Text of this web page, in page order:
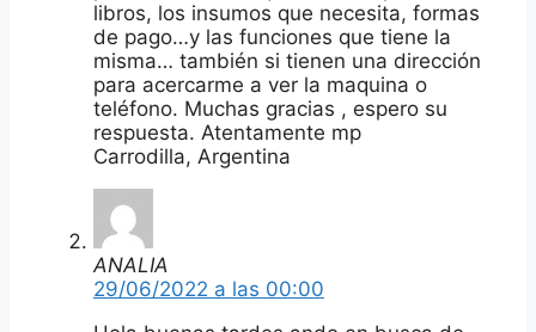
libros, los insumos que necesita, formas
de pago…y las funciones que tiene la
misma… también si tienen una dirección
para acercarme a ver la maquina o
teléfono. Muchas gracias , espero su
respuesta. Atentamente mp
Carrodilla, Argentina
ANALIA
29/06/2022 a las 00:00